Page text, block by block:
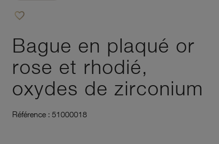
favorite_border
Bague en plaqué or
rose et rhodié,
oxydes de zirconium
Référence : 51000018